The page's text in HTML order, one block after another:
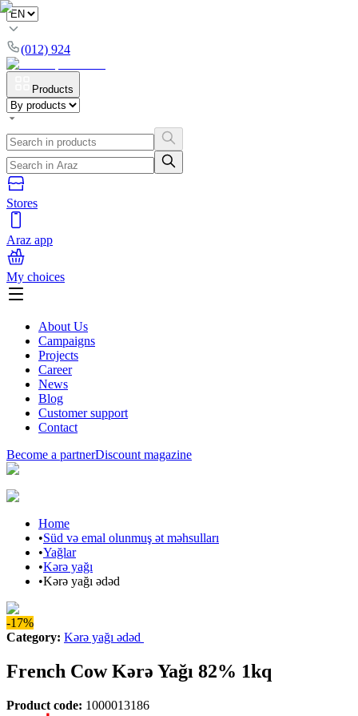
(012) 924
Products
Stores
Araz app
My choices
About Us
Campaigns
Projects
Career
News
Blog
Customer support
Contact
Become a partnerDiscount magazine
Home
•Süd və emal olunmuş ət məhsulları
•Yağlar
•Kərə yağı
•Kərə yağı ədəd
-17%
Category: Kərə yağı ədəd
French Cow Kərə Yağı 82% 1kq
Product code: 1000013186